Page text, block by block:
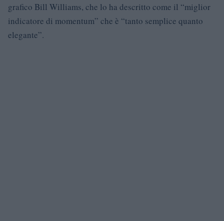
grafico Bill Williams, che lo ha descritto come il “miglior
indicatore di momentum” che è “tanto semplice quanto
elegante”.